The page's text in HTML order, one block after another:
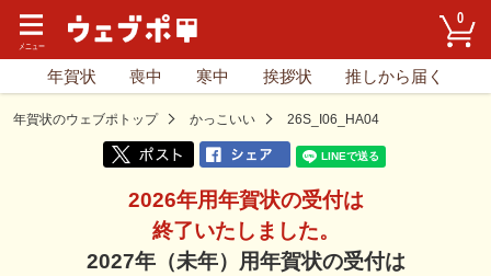
0
年賀状 喪中 寒中 挨拶状 推しから届く
年賀状のウェブポトップ かっこいい 26S_I06_HA04
2026年用年賀状の受付は
終了いたしました。
2027年（未年）用年賀状の受付は